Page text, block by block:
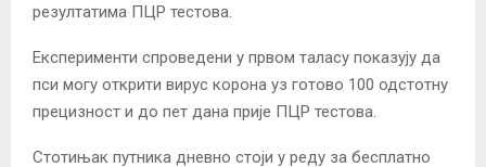
резултатима ПЦР тестова.
Експерименти спроведени у првом таласу показују да
пси могу открити вирус корона уз готово 100 одстотну
прецизност и до пет дана прије ПЦР тестова.
Стотињак путника дневно стоји у реду за бесплатно